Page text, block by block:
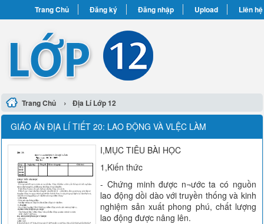
Trang Chủ Đăng ký Đăng nhập Upload Liên hệ
Trang Chủ › Địa Lí Lớp 12
GIÁO ÁN ĐỊA LÍ TIẾT 20: LAO ĐỘNG VÀ VLỆC LÀM
I,MỤC TIÊU BÀI HỌC
1,Kiến thức
- Chứng minh được n¬ước ta có nguồn
lao động dồi dào với truyền thống và kinh
nghiệm sản xuất phong phú, chất lượng
lao động được nâng lên.